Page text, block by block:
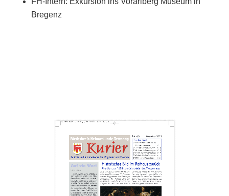
Bregenz